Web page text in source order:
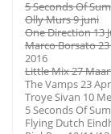
5 Seconds Of
Olly Murs 9 juni
One Direction 13
Marco Borsato
2016
Little Mix 27
The Vamps 23
Troye Sivan 10
5 Seconds Of
Flying Dutch